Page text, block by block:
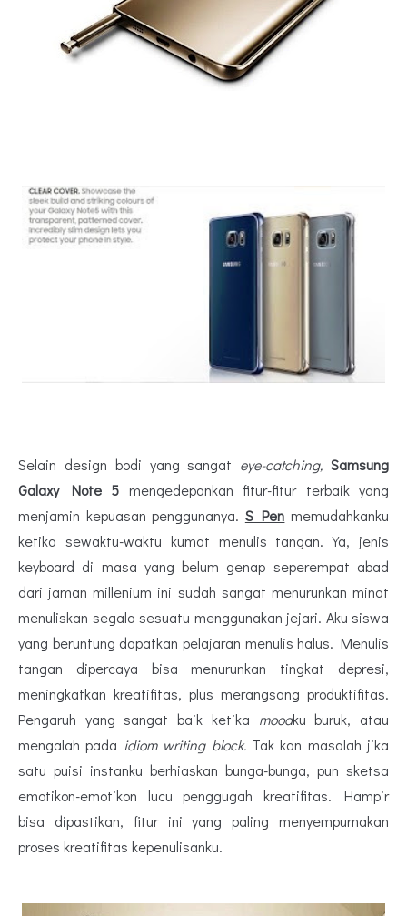
Selain design bodi yang sangat eye-catching, Samsung
Galaxy Note 5 mengedepankan fitur-fitur terbaik yang
menjamin kepuasan penggunanya. S Pen memudahkanku
ketika sewaktu-waktu kumat menulis tangan. Ya, jenis
keyboard di masa yang belum genap seperempat abad
dari jaman millenium ini sudah sangat menurunkan minat
menuliskan segala sesuatu menggunakan jejari. Aku siswa
yang beruntung dapatkan pelajaran menulis halus. Menulis
tangan dipercaya bisa menurunkan tingkat depresi,
meningkatkan kreatifitas, plus merangsang produktifitas.
Pengaruh yang sangat baik ketika moodku buruk, atau
mengalah pada idiom writing block. Tak kan masalah jika
satu puisi instanku berhiaskan bunga-bunga, pun sketsa
emotikon-emotikon lucu penggugah kreatifitas. Hampir
bisa dipastikan, fitur ini yang paling menyempurnakan
proses kreatifitas kepenulisanku.